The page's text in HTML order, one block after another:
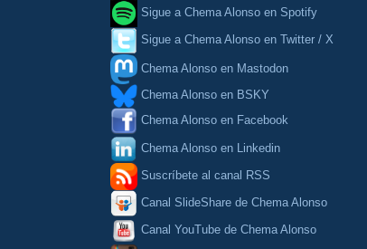
Sigue a Chema Alonso en Spotify
Sigue a Chema Alonso en Twitter / X
Chema Alonso en Mastodon
Chema Alonso en BSKY
Chema Alonso en Facebook
Chema Alonso en Linkedin
Suscríbete al canal RSS
Canal SlideShare de Chema Alonso
Canal YouTube de Chema Alonso